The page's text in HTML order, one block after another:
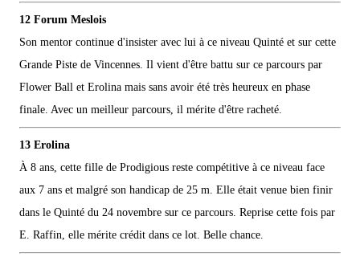
12 Forum Meslois
Son mentor continue d'insister avec lui à ce niveau Quinté et sur cette
Grande Piste de Vincennes. Il vient d'être battu sur ce parcours par
Flower Ball et Erolina mais sans avoir été très heureux en phase
finale. Avec un meilleur parcours, il mérite d'être racheté.
13 Erolina
À 8 ans, cette fille de Prodigious reste compétitive à ce niveau face
aux 7 ans et malgré son handicap de 25 m. Elle était venue bien finir
dans le Quinté du 24 novembre sur ce parcours. Reprise cette fois par
E. Raffin, elle mérite crédit dans ce lot. Belle chance.